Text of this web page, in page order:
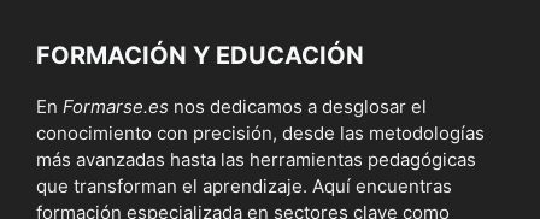
FORMACIÓN Y EDUCACIÓN
En Formarse.es nos dedicamos a desglosar el
conocimiento con precisión, desde las metodologías
más avanzadas hasta las herramientas pedagógicas
que transforman el aprendizaje. Aquí encuentras
formación especializada en sectores clave como